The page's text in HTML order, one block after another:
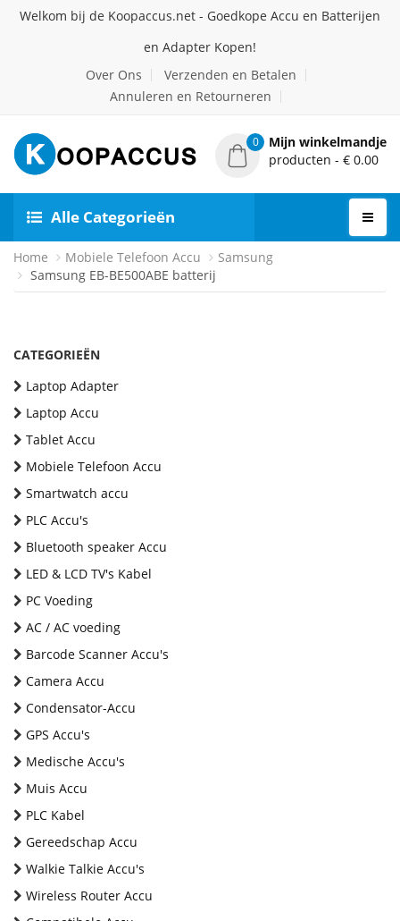
Welkom bij de Koopaccus.net - Goedkope Accu en Batterijen
en Adapter Kopen!
Over Ons
Verzenden en Betalen
Annuleren en Retourneren
0
Mijn winkelmandje
producten - € 0.00
Alle Categorieën
Home Mobiele Telefoon Accu
Samsung
Samsung EB-BE500ABE batterij
CATEGORIEËN
Laptop Adapter
Laptop Accu
Tablet Accu
Mobiele Telefoon Accu
Smartwatch accu
PLC Accu's
Bluetooth speaker Accu
LED & LCD TV's Kabel
PC Voeding
AC / AC voeding
Barcode Scanner Accu's
Camera Accu
Condensator-Accu
GPS Accu's
Medische Accu's
Muis Accu
PLC Kabel
Gereedschap Accu
Walkie Talkie Accu's
Wireless Router Accu